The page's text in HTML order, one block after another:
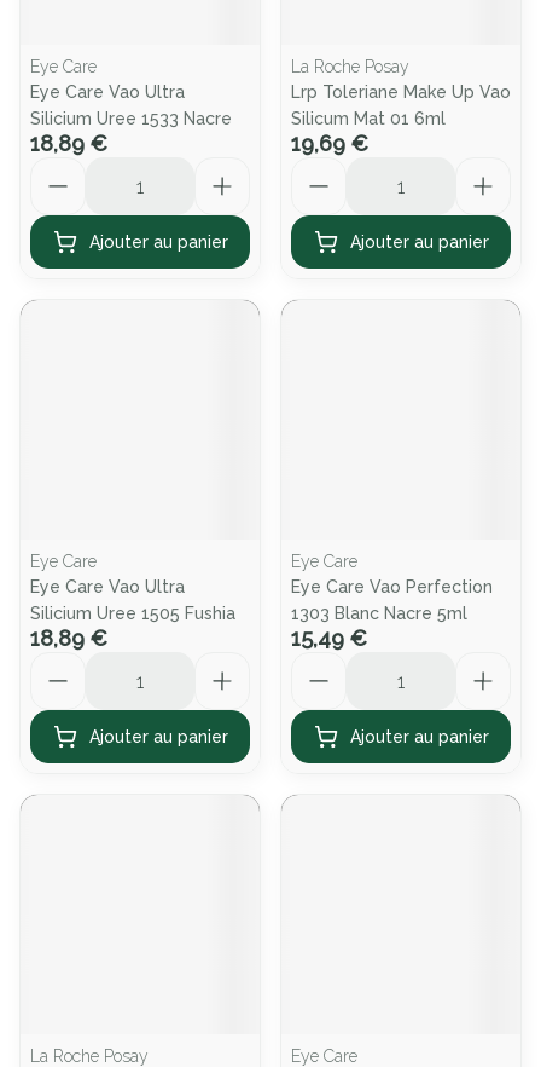
Eye Care
Eye Care Vao Ultra
Silicium Uree 1533 Nacre
18,89 €
Ajouter au panier
La Roche Posay
Lrp Toleriane Make Up Vao
Silicum Mat 01 6ml
19,69 €
Ajouter au panier
Eye Care
Eye Care Vao Ultra
Silicium Uree 1505 Fushia
18,89 €
Ajouter au panier
Eye Care
Eye Care Vao Perfection
1303 Blanc Nacre 5ml
15,49 €
Ajouter au panier
La Roche Posay
Eye Care